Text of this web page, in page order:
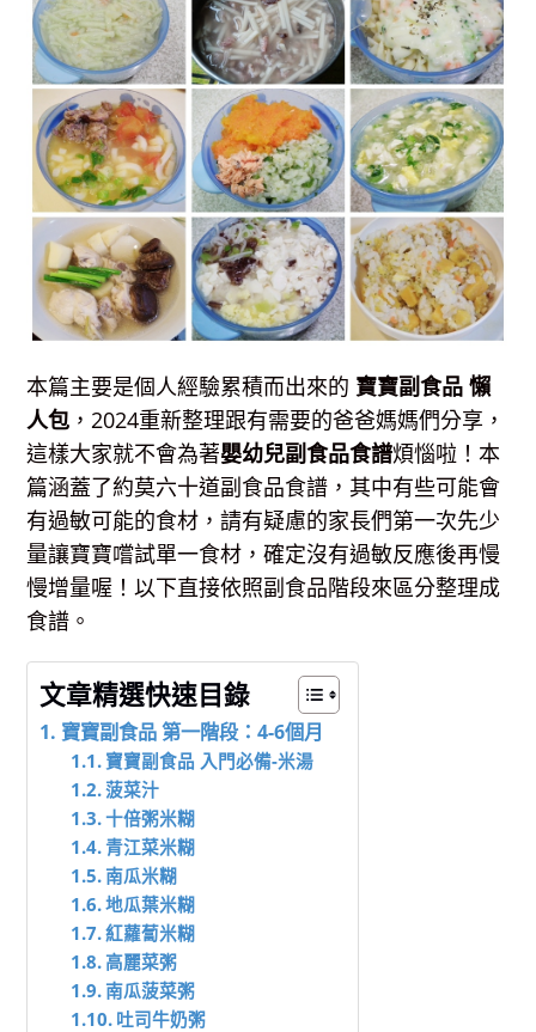
本篇主要是個人經驗累積而出來的 寶寶副食品 懶
人包 ，2024重新整理跟有需要的爸爸媽媽們分享，
這樣大家就不會為著嬰幼兒副食品食譜煩惱啦！本
篇涵蓋了約莫六十道副食品食譜，其中有些可能會
有過敏可能的食材，請有疑慮的家長們第一次先少
量讓寶寶嚐試單一食材，確定沒有過敏反應後再慢
慢增量喔！以下直接依照副食品階段來區分整理成
食譜。
文章精選快速目錄
寶寶副食品 第一階段：4-6個月
寶寶副食品 入門必備-米湯
菠菜汁
十倍粥米糊
青江菜米糊
南瓜米糊
地瓜葉米糊
紅蘿蔔米糊
高麗菜粥
南瓜菠菜粥
吐司牛奶粥